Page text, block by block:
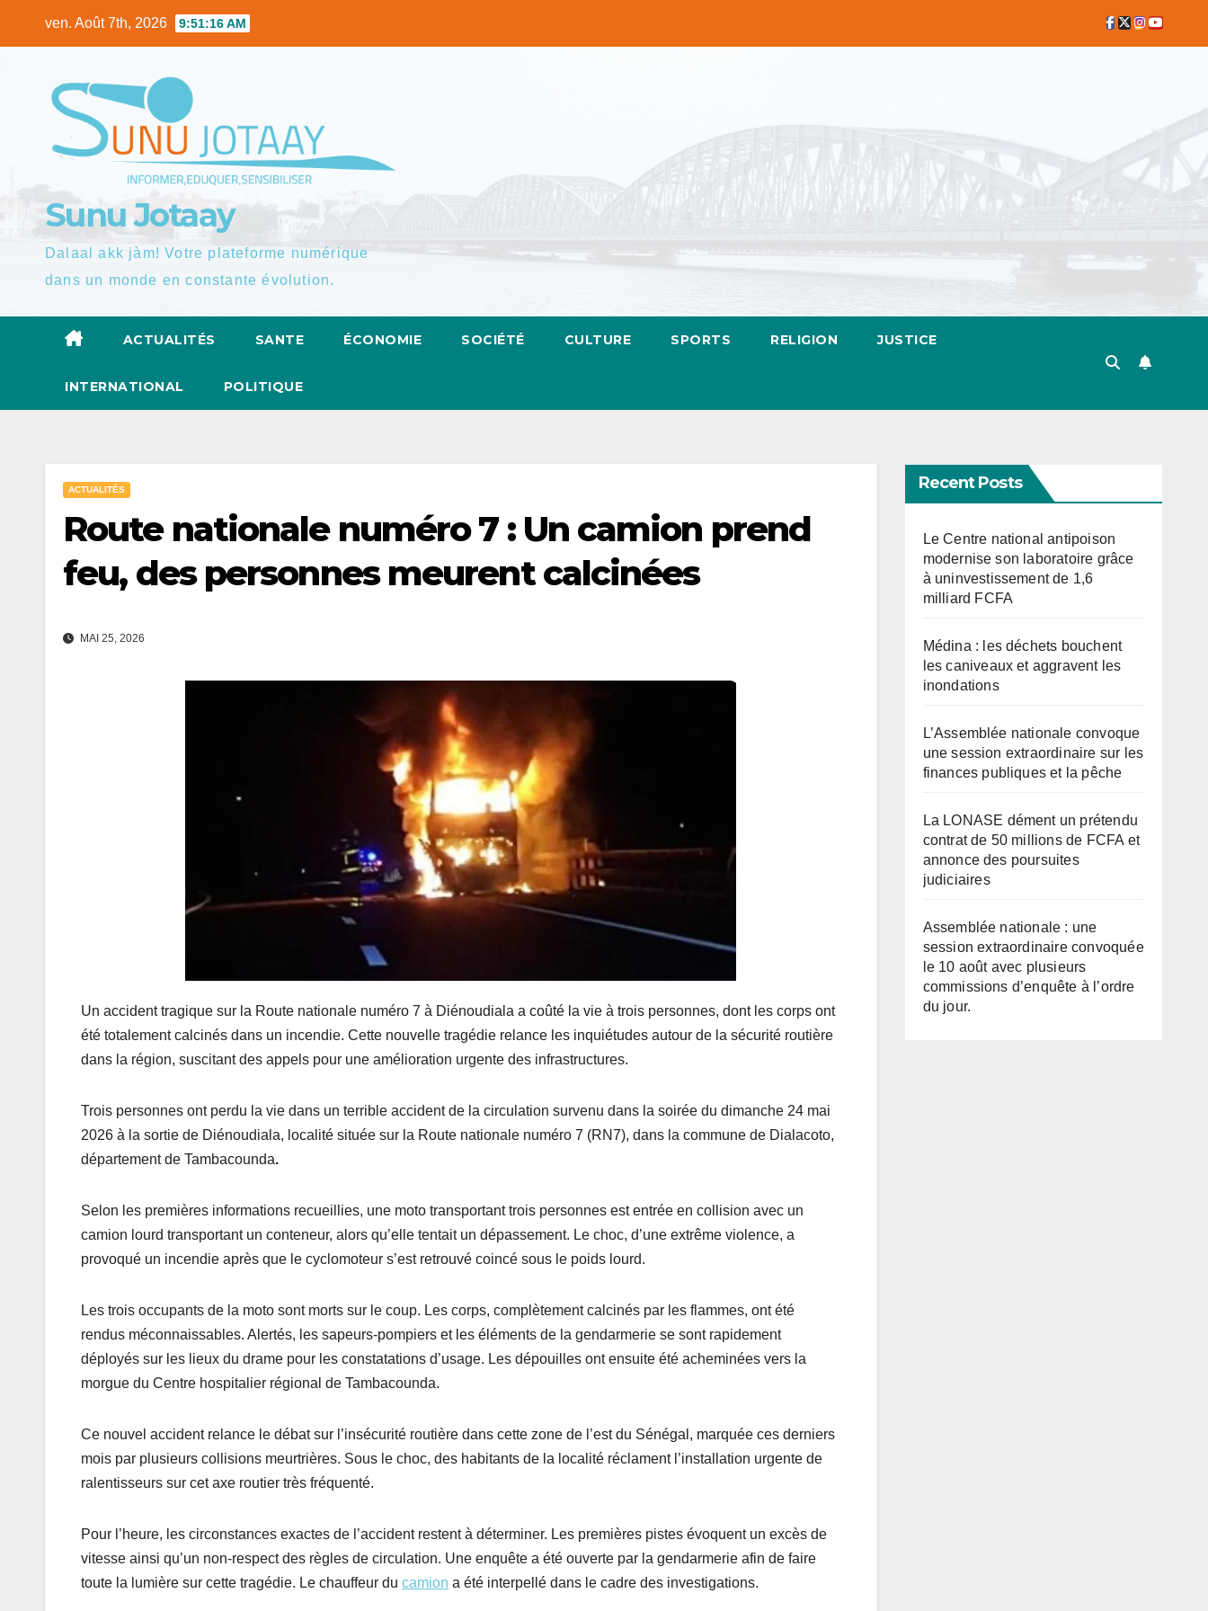
ven. Août 7th, 2026 9:51:17 AM
Sunu Jotaay
Dalaal akk jàm! Votre plateforme numérique
dans un monde en constante évolution.
ACTUALITÉS SANTE ÉCONOMIE SOCIÉTÉ CULTURE SPORTS RELIGION JUSTICE
INTERNATIONAL POLITIQUE
ACTUALITÉS
Route nationale numéro 7 : Un camion prend
feu, des personnes meurent calcinées
MAI 25, 2026
Un accident tragique sur la Route nationale numéro 7 à Diénoudiala a coûté la vie à trois personnes, dont les corps ont
été totalement calcinés dans un incendie. Cette nouvelle tragédie relance les inquiétudes autour de la sécurité routière
dans la région, suscitant des appels pour une amélioration urgente des infrastructures.
Trois personnes ont perdu la vie dans un terrible accident de la circulation survenu dans la soirée du dimanche 24 mai
2026 à la sortie de Diénoudiala, localité située sur la Route nationale numéro 7 (RN7), dans la commune de Dialacoto,
département de Tambacounda.
Selon les premières informations recueillies, une moto transportant trois personnes est entrée en collision avec un
camion lourd transportant un conteneur, alors qu’elle tentait un dépassement. Le choc, d’une extrême violence, a
provoqué un incendie après que le cyclomoteur s’est retrouvé coincé sous le poids lourd.
Les trois occupants de la moto sont morts sur le coup. Les corps, complètement calcinés par les flammes, ont été
rendus méconnaissables. Alertés, les sapeurs-pompiers et les éléments de la gendarmerie se sont rapidement
déployés sur les lieux du drame pour les constatations d’usage. Les dépouilles ont ensuite été acheminées vers la
morgue du Centre hospitalier régional de Tambacounda.
Ce nouvel accident relance le débat sur l’insécurité routière dans cette zone de l’est du Sénégal, marquée ces derniers
mois par plusieurs collisions meurtrières. Sous le choc, des habitants de la localité réclament l’installation urgente de
ralentisseurs sur cet axe routier très fréquenté.
Pour l’heure, les circonstances exactes de l’accident restent à déterminer. Les premières pistes évoquent un excès de
vitesse ainsi qu’un non-respect des règles de circulation. Une enquête a été ouverte par la gendarmerie afin de faire
toute la lumière sur cette tragédie. Le chauffeur du camion a été interpellé dans le cadre des investigations.
Recent Posts
Le Centre national antipoison
modernise son laboratoire grâce
à uninvestissement de 1,6
milliard FCFA
Médina : les déchets bouchent
les caniveaux et aggravent les
inondations
L’Assemblée nationale convoque
une session extraordinaire sur les
finances publiques et la pêche
La LONASE dément un prétendu
contrat de 50 millions de FCFA et
annonce des poursuites
judiciaires
Assemblée nationale : une
session extraordinaire convoquée
le 10 août avec plusieurs
commissions d’enquête à l’ordre
du jour.